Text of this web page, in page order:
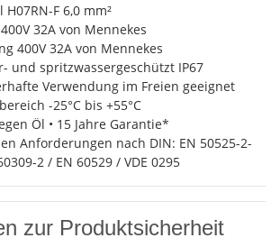
F 6,0 mm²
32A von Mennekes
400V 32A von Mennekes
und spritzwassergeschützt IP67
Verwendung im Freien geeignet
-25°C bis +55°C
Öl • 15 Jahre Garantie*
Anforderungen nach DIN: EN 50525-2-
2 / EN 60529 / VDE 0295
zur Produktsicherheit